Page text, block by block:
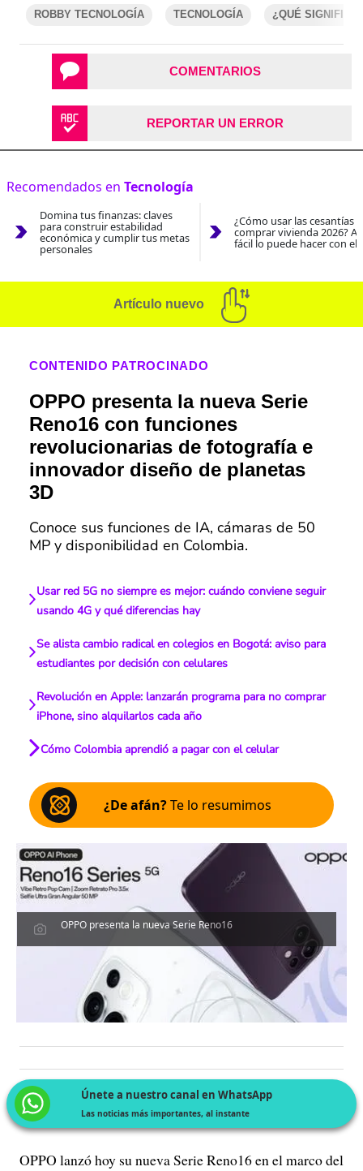
ROBBY TECNOLOGÍA TECNOLOGÍA ¿QUÉ
COMENTARIOS
REPORTAR UN ERROR
Recomendados en Tecnología
Domina tus finanzas: claves
para construir estabilidad
económica y cumplir tus metas
personales
¿Cómo usar las cesantías
comprar vivienda 2026?
fácil lo puede hacer con el
Artículo nuevo
CONTENIDO PATROCINADO
OPPO presenta la nueva Serie
Reno16 con funciones
revolucionarias de fotografía e
innovador diseño de planetas
3D
Conoce sus funciones de IA, cámaras de 50
MP y disponibilidad en Colombia.
Usar red 5G no siempre es mejor: cuándo conviene seguir
usando 4G y qué diferencias hay
Se alista cambio radical en colegios en Bogotá: aviso para
estudiantes por decisión con celulares
Revolución en Apple: lanzarán programa para no comprar
iPhone, sino alquilarlos cada año
Cómo Colombia aprendió a pagar con el celular
¿De afán?Te lo resumimos
OPPO presenta la nueva Serie Reno16
Únete a nuestro canal en WhatsApp
Las noticias más importantes, al instante
OPPO lanzó hoy su nueva Serie Reno16 en el marco del